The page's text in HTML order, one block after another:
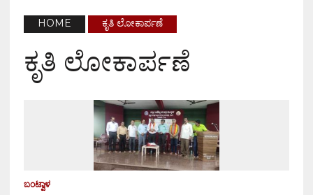
HOME ಕೃತಿ ಲೋಕಾರ್ಪಣೆ
ಕೃತಿ ಲೋಕಾರ್ಪಣೆ
ಬಂಟ್ವಾಳ